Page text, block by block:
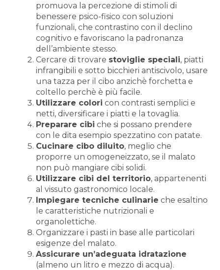
promuova la percezione di stimoli di
benessere psico-fisico con soluzioni
funzionali, che contrastino con il declino
cognitivo e favoriscano la padronanza
dell’ambiente stesso.
Cercare di trovare stoviglie speciali, piatti
infrangibili e sotto bicchieri antiscivolo, usare
una tazza per il cibo anzichè forchetta e
coltello perchè è più facile.
Utilizzare colori con contrasti semplici e
netti, diversificare i piatti e la tovaglia.
Preparare cibi che si possano prendere
con le dita esempio spezzatino con patate.
Cucinare cibo diluito, meglio che
proporre un omogeneizzato, se il malato
non può mangiare cibi solidi.
Utilizzare cibi del territorio, appartenenti
al vissuto gastronomico locale.
Impiegare tecniche culinarie che esaltino
le caratteristiche nutrizionali e
organolettiche.
Organizzare i pasti in base alle particolari
esigenze del malato.
Assicurare un’adeguata idratazione
(almeno un litro e mezzo di acqua).